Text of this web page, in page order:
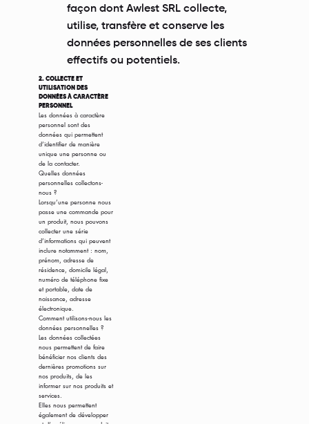
façon dont Awlest SRL collecte,
utilise, transfère et conserve les
données personnelles de ses clients
effectifs ou potentiels.
2. COLLECTE ET
UTILISATION DES
DONNÉES À CARACTÈRE
PERSONNEL
Les données à caractère
personnel sont des
données qui permettent
d’identifier de manière
unique une personne ou
de la contacter.
Quelles données
personnelles collectons-
nous ?
Lorsqu’une personne nous
passe une commande pour
un produit, nous pouvons
collecter une série
d’informations qui peuvent
inclure notamment : nom,
prénom, adresse de
résidence, domicile légal,
numéro de téléphone fixe
et portable, date de
naissance, adresse
électronique.
Comment utilisons-nous les
données personnelles ?
Les données collectées
nous permettent de faire
bénéficier nos clients des
dernières promotions sur
nos produits, de les
informer sur nos produits et
services.
Elles nous permettent
également de développer